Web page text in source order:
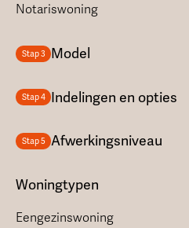
Notariswoning
Stap 3 Model
Stap 4 Indelingen en opties
Stap 5 Afwerkingsniveau
Woningtypen
Eengezinswoning